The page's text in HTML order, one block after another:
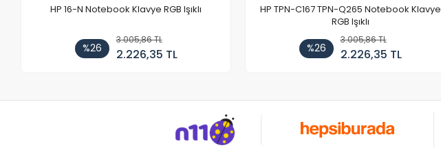
HP 16-N Notebook Klavye RGB Işıklı
%26
3.005,86 TL
2.226,35 TL
HP TPN-C167 TPN-Q265 Notebook Klavye
RGB Işıklı
%26
3.005,86 TL
2.226,35 TL